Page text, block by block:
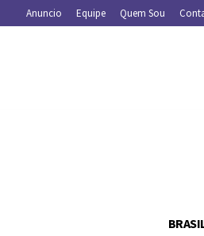
Anuncio Equipe Quem Sou